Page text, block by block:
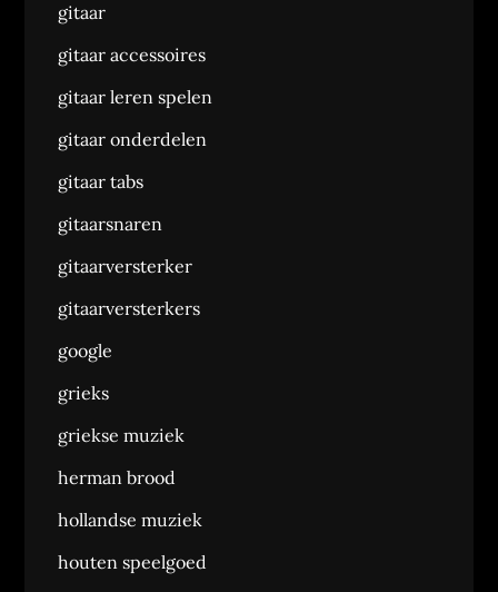
gitaar
gitaar accessoires
gitaar leren spelen
gitaar onderdelen
gitaar tabs
gitaarsnaren
gitaarversterker
gitaarversterkers
google
grieks
griekse muziek
herman brood
hollandse muziek
houten speelgoed